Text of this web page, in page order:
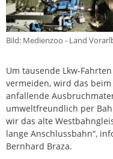
Bild: Medienzoo - Land
Um tausende Lkw-
vermeiden, wird das
anfallende
umweltfreundlich per
wir das alte
lange Anschlussbahn“,
Bernhard Braza.